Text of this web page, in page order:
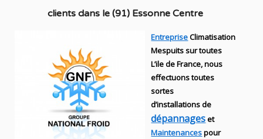
clients dansle (91) Essonne Centre
EntrepriseClimatisation
Mespuits sur toutes
L’ile de France, nous
effectuons toutes
sortes
d’installationsde
dépannageset
Maintenancespour